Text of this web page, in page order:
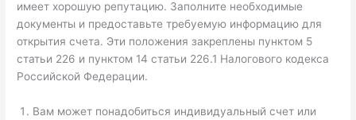
имеет хорошую репутацию. Заполните необходимые
документы и предоставьте требуемую информацию для
открытия счета. Эти положения закреплены пунктом 5
статьи 226 и пунктом 14 статьи 226.1 Налогового кодекса
Российской Федерации.
Вам может понадобиться индивидуальный счет или